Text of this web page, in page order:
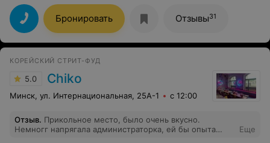
объясняют куда можно присесть за какой столик, при
заказе не уточняют когда приносить напитки, горячее
приносят каждому отдельно, и ты сидишь и смотришь
как другой ест, меню после заказа сразу же забирают.
Смешанные чувства.
Бронировать Отзывы31
КОРЕЙСКИЙ СТРИТ-ФУД
5.0 Chiko
Минск, ул. Интернациональная, 25А-1 с 12:00
Отзыв. Прикольное место, было очень вкусно.
Немногг напрягала администраторка, ей бы опыта
Еще